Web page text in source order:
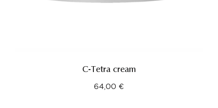
C-Tetra cream
64,00 €